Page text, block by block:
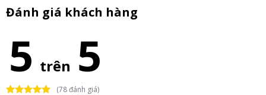
Đánh giá khách hàng
5 trên 5
(78 đánh giá)